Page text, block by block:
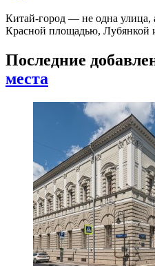
Китай-город — не одна улица,
Красной площадью, Лубянкой
Последние
места